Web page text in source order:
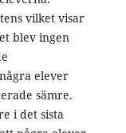
vilket visar
blev ingen
elever
sämre.
i det sista